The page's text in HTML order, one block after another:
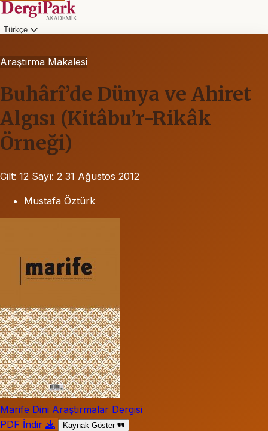
Türkçe
Araştırma Makalesi
Buhârî’de Dünya ve Ahiret
Algısı (Kitâbu’r-Rikâk
Örneği)
Cilt: 12 Sayı: 2 31 Ağustos 2012
Mustafa Öztürk
Marife Dini Araştırmalar Dergisi
PDF İndir
Kaynak Göster